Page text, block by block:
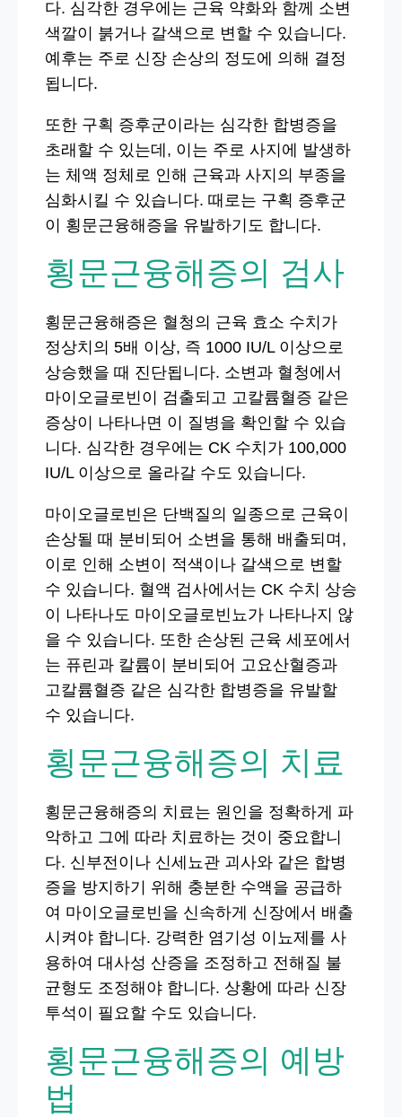
다. 심각한 경우에는 근육 약화와 함께 소변
색깔이 붉거나 갈색으로 변할 수 있습니다.
예후는 주로 신장 손상의 정도에 의해 결정
됩니다.
또한 구획 증후군이라는 심각한 합병증을
초래할 수 있는데, 이는 주로 사지에 발생하
는 체액 정체로 인해 근육과 사지의 부종을
심화시킬 수 있습니다. 때로는 구획 증후군
이 횡문근융해증을 유발하기도 합니다.
횡문근융해증의 검사
횡문근융해증은 혈청의 근육 효소 수치가
정상치의 5배 이상, 즉 1000 IU/L 이상으로
상승했을 때 진단됩니다. 소변과 혈청에서
마이오글로빈이 검출되고 고칼륨혈증 같은
증상이 나타나면 이 질병을 확인할 수 있습
니다. 심각한 경우에는 CK 수치가 100,000
IU/L 이상으로 올라갈 수도 있습니다.
마이오글로빈은 단백질의 일종으로 근육이
손상될 때 분비되어 소변을 통해 배출되며,
이로 인해 소변이 적색이나 갈색으로 변할
수 있습니다. 혈액 검사에서는 CK 수치 상승
이 나타나도 마이오글로빈뇨가 나타나지 않
을 수 있습니다. 또한 손상된 근육 세포에서
는 퓨린과 칼륨이 분비되어 고요산혈증과
고칼륨혈증 같은 심각한 합병증을 유발할
수 있습니다.
횡문근융해증의 치료
횡문근융해증의 치료는 원인을 정확하게 파
악하고 그에 따라 치료하는 것이 중요합니
다. 신부전이나 신세뇨관 괴사와 같은 합병
증을 방지하기 위해 충분한 수액을 공급하
여 마이오글로빈을 신속하게 신장에서 배출
시켜야 합니다. 강력한 염기성 이뇨제를 사
용하여 대사성 산증을 조정하고 전해질 불
균형도 조정해야 합니다. 상황에 따라 신장
투석이 필요할 수도 있습니다.
횡문근융해증의 예방
법